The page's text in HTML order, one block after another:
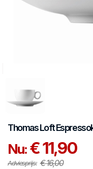
ThomasLoft
Nu:€ 11,90
Adviesprijs: € 16,00